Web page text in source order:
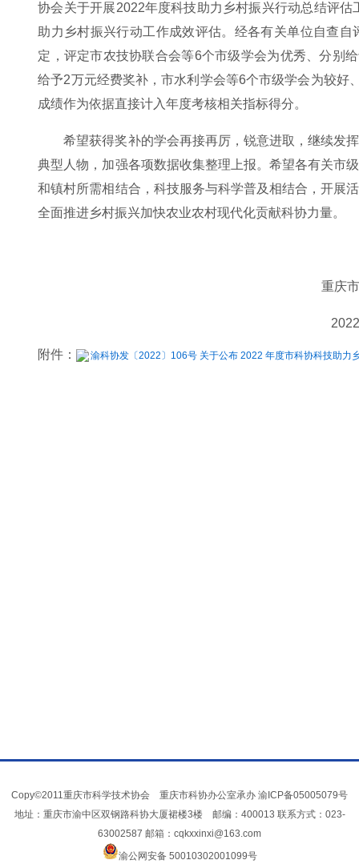
协会关于开展2022年度科技助力乡村振兴行动总结评
助力乡村振兴行动工作成效评估。经各有关单位自查
定，评定市农技协联合会等6个市级学会为优秀、分别
给予2万元经费奖补，市水利学会等6个市级学会为较好
成绩作为依据直接计入年度考核相关指标得分。
希望获得奖补的学会再接再厉，锐意进取，继续发
典型人物，加强各项数据收集整理上报。希望各有关市
和镇村所需相结合，科技服务与科学普及相结合，开展
全面推进乡村振兴加快农业农村现代化贡献科协力量。
重庆
附件： 渝科协发〔2022〕106号 关于公布 2022 年度市科协科技助力
Copy©2011重庆市科学技术协会 重庆市科协办公室承办 渝ICP备05005079号
地址：重庆市渝中区双钢路科协大厦裙楼3楼 邮编：400013 联系方式：023-
63002587 邮箱：cqkxxinxi@163.com
渝公网安备 50010302001099号